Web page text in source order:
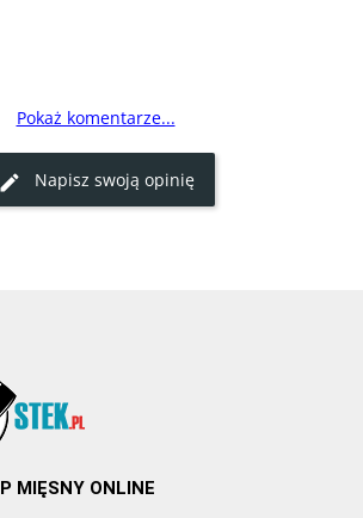
delikatniejsza niż wątroba wołowa.
Pokaż komentarze...
Napisz swoją opinię
MIĘSNY ONLINE